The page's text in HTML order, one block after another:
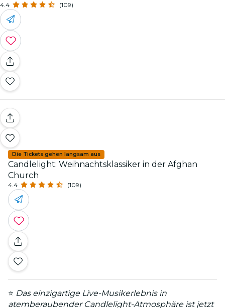
4.4 (109)
Die Tickets gehen langsam aus
Candlelight: Weihnachtsklassiker in der Afghan
Church
4.4 (109)
⭐ Das einzigartige Live-Musikerlebnis in
atemberaubender Candlelight-Atmosphäre ist jetzt